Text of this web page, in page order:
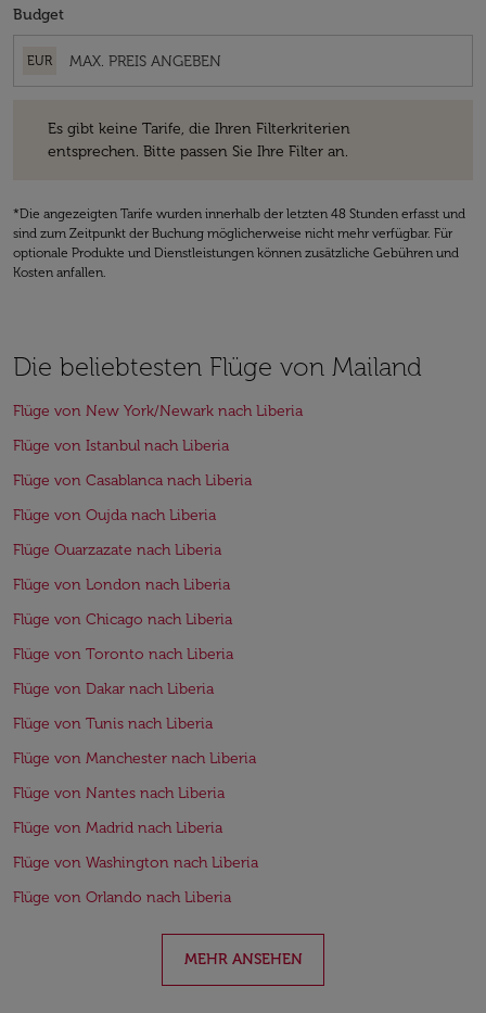
Budget
EUR
Es gibt keine Tarife, die Ihren Filterkriterien
entsprechen. Bitte passen Sie Ihre Filter an.
*Die angezeigten Tarife wurden innerhalb der letzten 48 Stunden erfasst und
sind zum Zeitpunkt der Buchung möglicherweise nicht mehr verfügbar. Für
optionale Produkte und Dienstleistungen können zusätzliche Gebühren und
Kosten anfallen.
Die beliebtesten Flüge von Mailand
Flüge von New York/Newark nach Liberia
Flüge von Istanbul nach Liberia
Flüge von Casablanca nach Liberia
Flüge von Oujda nach Liberia
Flüge Ouarzazate nach Liberia
Flüge von London nach Liberia
Flüge von Chicago nach Liberia
Flüge von Toronto nach Liberia
Flüge von Dakar nach Liberia
Flüge von Tunis nach Liberia
Flüge von Manchester nach Liberia
Flüge von Nantes nach Liberia
Flüge von Madrid nach Liberia
Flüge von Washington nach Liberia
Flüge von Orlando nach Liberia
MEHR ANSEHEN